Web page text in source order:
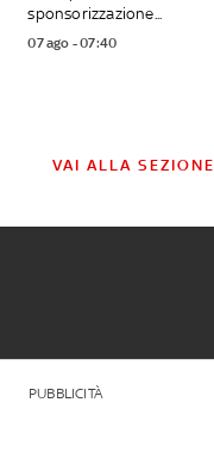
sponsorizzazione...
07 ago - 07:40
VAI ALLA SEZIONE
PUBBLICITÀ